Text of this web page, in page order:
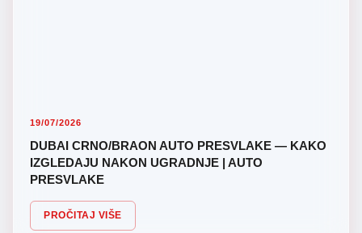
19/07/2026
DUBAI CRNO/BRAON AUTO PRESVLAKE — KAKO
IZGLEDAJU NAKON UGRADNJE | AUTO
PRESVLAKE
PROČITAJ VIŠE